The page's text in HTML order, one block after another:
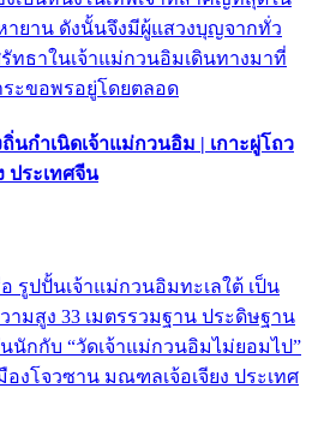
ยาน ดังนั้นจึงมีผู้แสวงบุญจากทั่ว
ทธาในเจ้าแม่กวนอิมเดินทางมาที่
ระขอพรอยู่โดยตลอด
กำเนิดเจ้าแม่กวนอิม | เกาะผู่โถว
ประเทศจีน
รูปปั้นเจ้าแม่กวนอิมทะเลใต้ เป็น
ามสูง 33 เมตรรวมฐาน ประดิษฐาน
นักกับ “วัดเจ้าแม่กวนอิมไม่ยอมไป”
องโจวซาน มณฑลเจ้อเจียง ประเทศ